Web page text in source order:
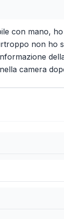
con mano,
non ho
camera